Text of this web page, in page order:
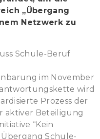
„Übergang
Netzwerk zu
Schule-Beruf
im November
wird
Prozess der
aktiver Beteiligung
“Kein
Übergang Schule-